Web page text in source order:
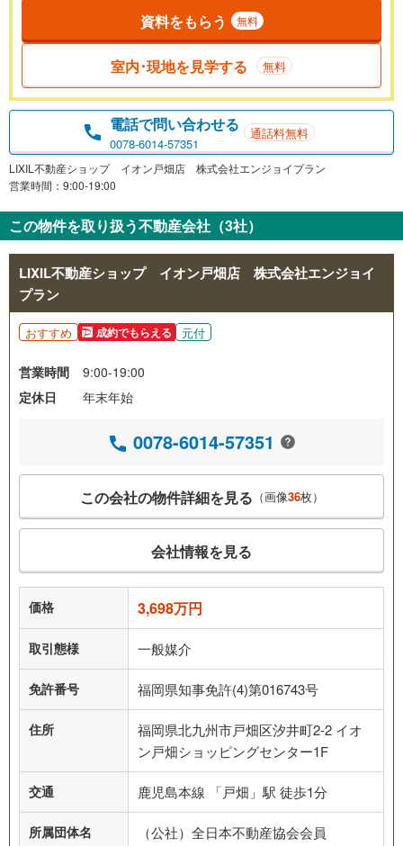
資料をもらう 無料
室内･現地を見学する 無料
電話で問い合わせる
0078-6014-57351
通話料無料
LIXIL不動産ショップ イオン戸畑店 株式会社エンジョイプラン
営業時間：9:00-19:00
この物件を取り扱う不動産会社（3社）
LIXIL不動産ショップ イオン戸畑店 株式会社エンジョイ
プラン
おすすめ 成約でもらえる 元付
営業時間
9:00-19:00
定休日
年末年始
0078-6014-57351
この会社の物件詳細を見る （画像36枚）
会社情報を見る
価格 3,698万円
取引態様 一般媒介
免許番号 福岡県知事免許(4)第016743号
住所
福岡県北九州市戸畑区汐井町2-2 イオ
ン戸畑ショッピングセンター1F
交通 鹿児島本線 「戸畑」駅 徒歩1分
所属団体名 （公社）全日本不動産協会会員